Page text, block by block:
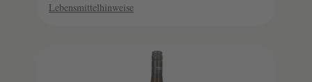
Lebensmittelhinweise